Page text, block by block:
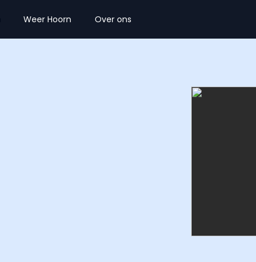
Weer Hoorn Over ons